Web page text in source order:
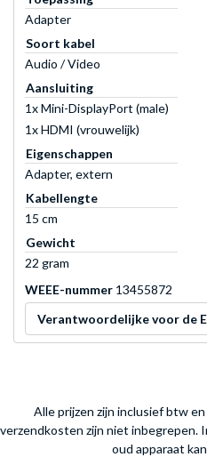
Adapter
Soort kabel
Audio / Video
Aansluiting
1x Mini-DisplayPort (male)
1x HDMI (vrouwelijk)
Eigenschappen
Adapter, extern
Kabellengte
15 cm
Gewicht
22 gram
WEEE-nummer 13455872
Verantwoordelijke voor de
Alle prijzen zijn inclusief btw
verzendkosten zijn niet inbegrepen.
oud apparaat